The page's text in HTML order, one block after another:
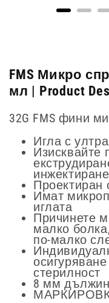
FMS Микро
мл | Product
32G FMS фини
Игла с
Изисквайте
инжектиране
Проектиран
Имат
иглата
Причинете
малко
по-малко
стерилност
8 мм